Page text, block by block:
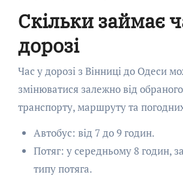
Скільки займає
дорозі
Час у дорозі з Вінниці до Одеси
змінюватися залежно від
транспорту, маршруту та
Автобус: від 7 до 9 годин.
Потяг: у середньому 8 годин,
типу потяга.